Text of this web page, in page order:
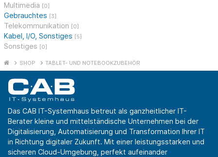
Multimedia [0]
Gebrauchtes [3]
Telekommunikation [0]
Kabel, I/O, Sonstiges [5]
Sonstiges [0]
SHOP TABLET- UND NOTEBOOKZUBEHÖR
Das CAB IT-Systemhaus betreut als ganzheitlicher IT-
Berater kleine und mittelständische Unternehmen bei der
Digitalisierung, Automatisierung und Transformation Ihrer IT
in Richtung digitaler Zukunft. Mit einer leistungsstarken und
sicheren Cloud-Umgebung, perfekt aufeinander